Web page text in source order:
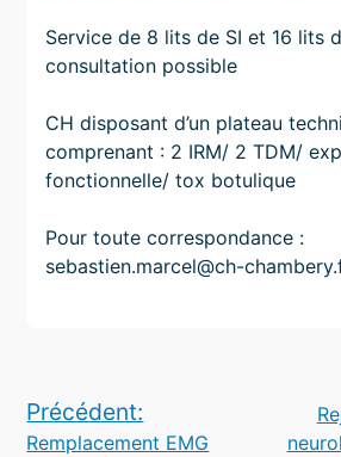
Service de 8 lits de SI et 16 lits
consultation possible
CH disposant d’un plateau
comprenant : 2 IRM/ 2 TDM/
fonctionnelle/ tox botulique
Pour toute correspondance :
sebastien.marcel@ch-
de
Précédent:
Remplacement EMG